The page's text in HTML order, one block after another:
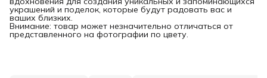
украшений и поделок, которые будут радовать вас и
ваших близких.
Внимание: товар может незначительно отличаться от
представленного на фотографии по цвету.